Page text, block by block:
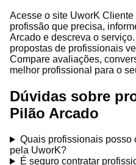
Acesse o site UworK
profissão que precisa,
Arcado e descreva o
propostas de profissionais
Compare avaliações,
melhor profissional para o
Dúvidas sobre
Pilão Arcado
Quais profissionais posso
pela UworK?
É seguro contratar